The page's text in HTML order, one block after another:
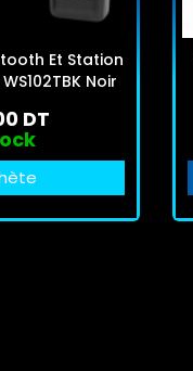
Et Station
Noir
DT